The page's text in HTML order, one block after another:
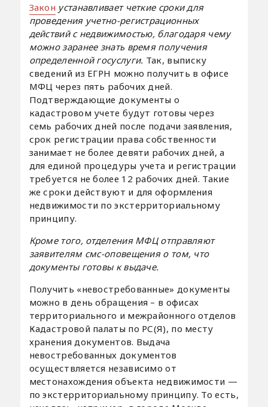
Закон устанавливает четкие сроки для
проведения учетно-регистрационных
действий с недвижимостью, благодаря чему
можно заранее знать время получения
определенной госуслуги. Так, выписку
сведений из ЕГРН можно получить в офисе
МФЦ через пять рабочих дней.
Подтверждающие документы о
кадастровом учете будут готовы через
семь рабочих дней после подачи заявления,
срок регистрации права собственности
занимает не более девяти рабочих дней, а
для единой процедуры учета и регистрации
требуется не более 12 рабочих дней. Такие
же сроки действуют и для оформления
недвижимости по экстерриториальному
принципу.
Кроме того, отделения МФЦ отправляют
заявителям смс-оповещения о том, что
документы готовы к выдаче.
Получить «невостребованные» документы
можно в день обращения – в офисах
территориального и межрайонного отделов
Кадастровой палаты по РС(Я), по месту
хранения документов. Выдача
невостребованных документов
осуществляется независимо от
местонахождения объекта недвижимости —
по экстерриториальному принципу. То есть,